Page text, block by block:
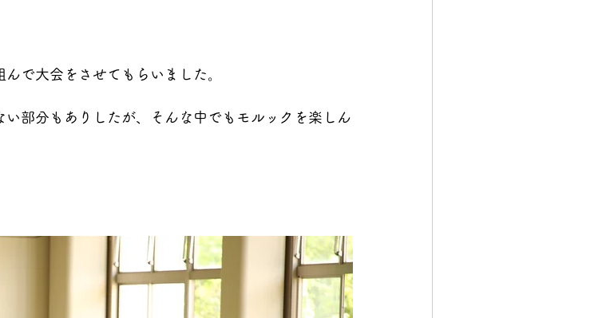
で大会をさせてもらいました。
部分もありしたが、そんな中でもモルックを楽しん